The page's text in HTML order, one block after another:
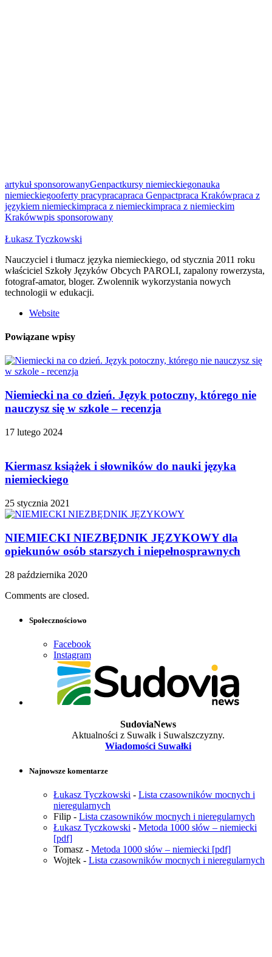
artykuł sponsorowanyGenpactkursy niemieckiegonauka
niemieckiegooferty pracypracapraca Genpactpraca Krakówpraca z
językiem niemieckimpraca z niemieckimpraca z niemieckim
Krakówwpis sponsorowany
Łukasz Tyczkowski
Nauczyciel i tłumacz języka niemieckiego, od stycznia 2011 roku
właściciel Szkoły Języków Obcych PAROLI, zapalony rowerzysta,
fotograf-amator, bloger. Zwolennik wykorzystania nowych
technologii w edukacji.
Website
Powiązane wpisy
Niemiecki na co dzień. Język potoczny, którego nie
nauczysz się w szkole – recenzja
17 lutego 2024
Kiermasz książek i słowników do nauki języka
niemieckiego
25 stycznia 2021
NIEMIECKI NIEZBĘDNIK JĘZYKOWY dla
opiekunów osób starszych i niepełnosprawnych
28 października 2020
Comments are closed.
Społecznościowo
Facebook
Instagram
SudoviaNews
Aktualności z Suwałk i Suwalszczyzny.
Wiadomości Suwałki
Najnowsze komentarze
Łukasz Tyczkowski - Lista czasowników mocnych i
nieregularnych
Filip - Lista czasowników mocnych i nieregularnych
Łukasz Tyczkowski - Metoda 1000 słów – niemiecki
[pdf]
Tomasz - Metoda 1000 słów – niemiecki [pdf]
Wojtek - Lista czasowników mocnych i nieregularnych